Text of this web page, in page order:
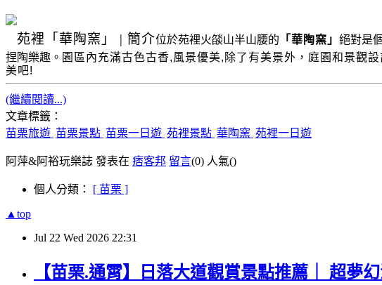
苑裡 「華陶窯」 | 簡介位於苑裡火燄山半山腰的 「華陶窯」 絕對是
捏陶樂趣。 園區內充滿古色古香,風景優美, 除了有美景外，庭園和景觀
美吧!
(繼續閱讀...)
文章標籤：
苗栗旅遊 苗栗景點 苗栗一日遊 苑裡景點 華陶窯 苑裡一日遊
阿萍&阿裕玩樂誌 發表在 痞客邦 留言(0) 人氣()
個人分類： [ 苗栗 ]
▲top
Jul 22 Wed 2026 22:31
【苗栗.通霄】日落大道觀賞景點推薦｜ 超夢